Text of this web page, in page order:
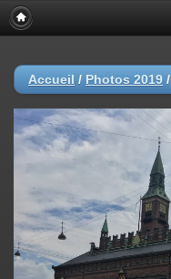
Accueil / Photos 2019 /